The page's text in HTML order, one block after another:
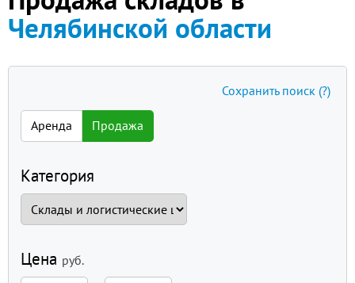
Челябинской области
Аренда Продажа
Категория
Цена руб.
Сохранить поиск (?)